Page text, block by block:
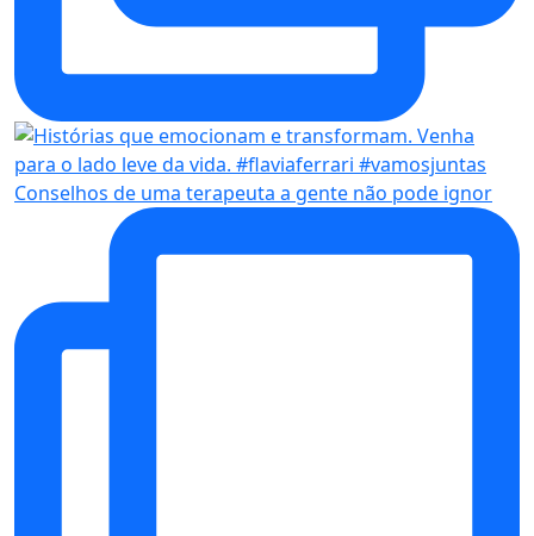
Conselhos de uma terapeuta a gente não pode ignor